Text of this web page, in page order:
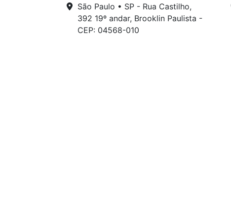
São Paulo • SP - Rua Castilho,
392 19º andar, Brooklin Paulista -
CEP: 04568-010